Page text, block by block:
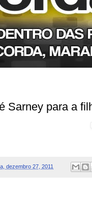
Sarney para a
dezembro 27, 2011